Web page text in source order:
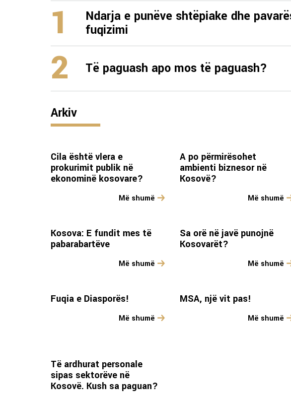
1
Ndarja e punëve shtëpiake dhe
fuqizimi
2 Të paguash apo mos të paguash?
Arkiv
Cila është vlera e
prokurimit publik në
ekonominë kosovare?
Më shumë
A po përmirësohet
ambienti biznesor në
Kosovë?
Më shumë
Kosova: E fundit mes të
pabarabartëve
Më shumë
Sa orë në javë punojnë
Kosovarët?
Më shumë
Fuqia e Diasporës!
Më shumë
MSA, një vit pas!
Më shumë
Të ardhurat personale
sipas sektorëve në
Kosovë. Kush sa paguan?